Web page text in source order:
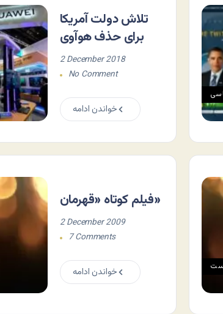
تلاش دولت آمریکا
برای حذف هوآوی
2 December 2018
No Comment
خواندن ادامه
فیلم کوتاه «قهرمان»
2 December 2009
7 Comments
خواندن ادامه